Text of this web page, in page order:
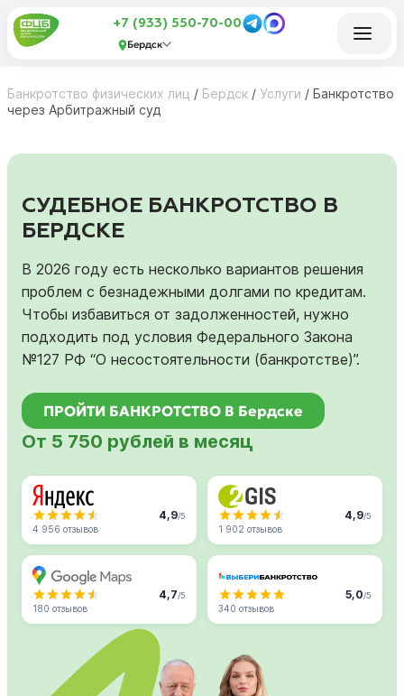
+7 (933) 550-70-00
Бердск
Банкротство физических лиц / Бердск / Услуги / Банкротство
через Арбитражный суд
СУДЕБНОЕ БАНКРОТСТВО В
БЕРДСКЕ
В 2026 году есть несколько вариантов решения
проблем с безнадежными долгами по кредитам.
Чтобы избавиться от задолженностей, нужно
подходить под условия Федерального Закона
№127 РФ “О несостоятельности (банкротстве)”.
ПРОЙТИ БАНКРОТСТВО В Бердске
От 5 750 рублей в месяц
4,9/5
4 956 отзывов
4,9/5
1 902 отзывов
4,7/5
180 отзывов
5,0/5
340 отзывов